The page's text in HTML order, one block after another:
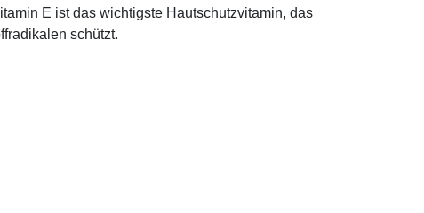
E ist das wichtigste Hautschutzvitamin, das
schützt.